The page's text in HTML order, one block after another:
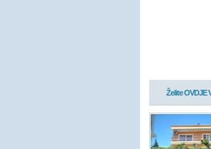
Želite OVDJE